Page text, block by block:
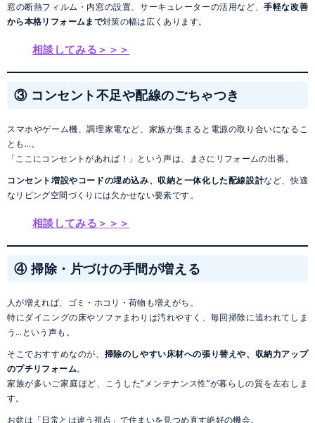
窓の断熱フィルム・内窓の設置、サーキュレーターの活用など、手軽な改善
から本格リフォームまで対策の幅は広くあります。
相談してみる＞＞＞
③ コンセント不足や配線のごちゃつき
スマホやゲーム機、調理家電など、家族が集まると電源の取り合いになるこ
とも…。
「ここにコンセントがあれば！」という声は、まさにリフォームの出番。
コンセント増設やコードの埋め込み、収納と一体化した配線設計など、快適
なリビング空間づくりには欠かせない要素です。
相談してみる＞＞＞
④ 掃除・片づけの手間が増える
人が増えれば、ゴミ・ホコリ・荷物も増えがち。
特にダイニングの床やソファまわりは汚れやすく、毎回掃除に追われてしま
う…という声も。
そこでおすすめなのが、 掃除のしやすい床材への張り替えや、収納力アップ
のプチリフォーム。
家族が多いご家庭ほど、こうした“メンテナンス性”が暮らしの質を左右しま
す。
お盆は「日常とは違う視点」で住まいを見つめ直す絶好の機会。